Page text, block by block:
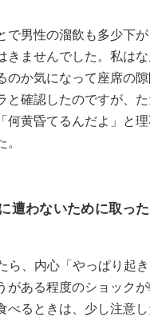
で男性の溜飲も多少下が
きませんでした。私は
のか気になって座席の
と確認したのですが、
何黄昏てるんだよ」と
遭わないために取っ
ら、内心「やっぱり起
がある程度のショックが
べるときは、少し注意